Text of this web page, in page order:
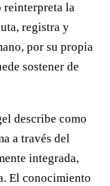
reinterpreta la
registra y
por su propia
sostener de
describe como
a través del
integrada,
El conocimiento